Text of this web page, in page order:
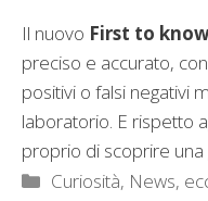
Il nuovo First to
preciso e accurato,
positivi o falsi negativi
laboratorio. E rispetto
proprio di scoprire una
Categorie
Curiosità, News,